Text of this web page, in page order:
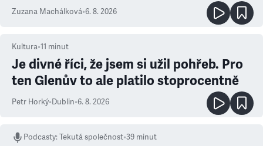
Zuzana Machálková•6. 8. 2026
Kultura•11 minut
Je divné říci, že jsem si užil pohřeb. Pro
ten Glenův to ale platilo stoprocentně
Petr Horký•Dublin•6. 8. 2026
Podcasty:Tekutá společnost•39 minut